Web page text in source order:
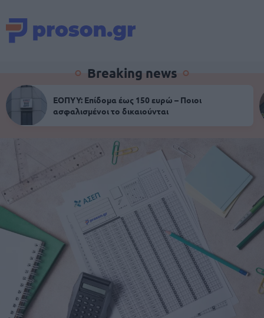
Breaking news
ΕΟΠΥΥ: Επίδομα έως 150 ευρώ – Ποιοι
ασφαλισμένοι το δικαιούνται